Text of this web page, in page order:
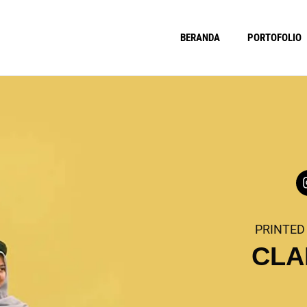
BERANDA PORTOFOLIO